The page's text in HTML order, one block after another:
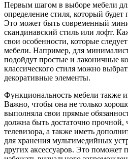
Первым шагом в выборе мебели
определение стиля, который будет
Это может быть современный
скандинавский стиль или лофт.
свои особенности, которые
мебели. Например, для
подойдут простые и лаконичные
классического стиля можно
декоративные элементы.
Функциональность мебели также
Важно, чтобы она не только
выполняла свои прямые
должна быть достаточно прочной,
телевизора, а также иметь
для хранения мультимедийных
других аксессуаров. Это поможет